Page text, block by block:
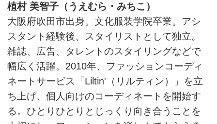
植村 美智子（うえむら・みちこ）
大阪府吹田市出身。文化服装学院卒業。アシ
スタント経験後、スタイリストとして独立。
雑誌、広告、タレントのスタイリングなどで
幅広く活躍。2010年、ファッションコーディ
ネートサービス「Liltin'（リルティン）」を立
ち上げ、個人向けのコーディネートを開始す
る。ひとりひとりとじっくり向き合うことを